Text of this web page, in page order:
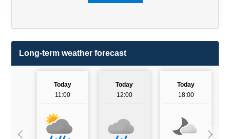
Long-term weather forecast
Today
11:00
Today
12:00
Today
18:00